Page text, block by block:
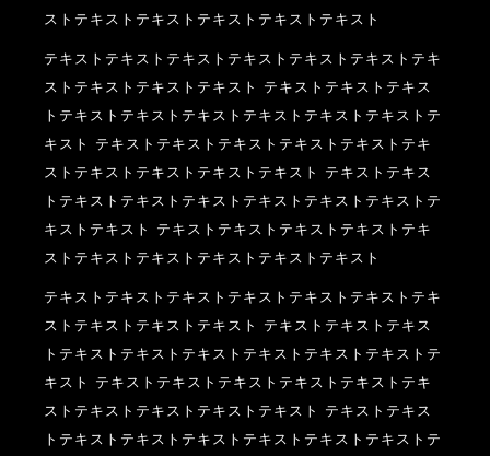
ストテキストテキストテキストテキストテキスト
テキストテキストテキストテキストテキストテキストテキ
ストテキストテキストテキスト テキストテキストテキス
トテキストテキストテキストテキストテキストテキストテ
キスト テキストテキストテキストテキストテキストテキ
ストテキストテキストテキストテキスト テキストテキス
トテキストテキストテキストテキストテキストテキストテ
キストテキスト テキストテキストテキストテキストテキ
ストテキストテキストテキストテキストテキスト
テキストテキストテキストテキストテキストテキストテキ
ストテキストテキストテキスト テキストテキストテキス
トテキストテキストテキストテキストテキストテキストテ
キスト テキストテキストテキストテキストテキストテキ
ストテキストテキストテキストテキスト テキストテキス
トテキストテキストテキストテキストテキストテキストテ